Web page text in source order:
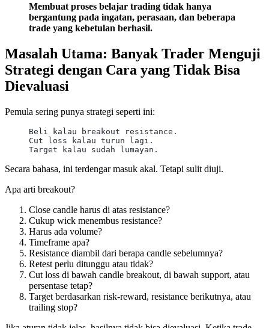
Membuat proses belajar trading tidak hanya
bergantung pada ingatan, perasaan, dan beberapa
trade yang kebetulan berhasil.
Masalah Utama: Banyak Trader Menguji
Strategi dengan Cara yang Tidak Bisa
Dievaluasi
Pemula sering punya strategi seperti ini:
Beli kalau breakout resistance.
Cut loss kalau turun lagi.
Target kalau sudah lumayan.
Secara bahasa, ini terdengar masuk akal. Tetapi sulit diuji.
Apa arti breakout?
Close candle harus di atas resistance?
Cukup wick menembus resistance?
Harus ada volume?
Timeframe apa?
Resistance diambil dari berapa candle sebelumnya?
Retest perlu ditunggu atau tidak?
Cut loss di bawah candle breakout, di bawah support, atau
persentase tetap?
Target berdasarkan risk-reward, resistance berikutnya, atau
trailing stop?